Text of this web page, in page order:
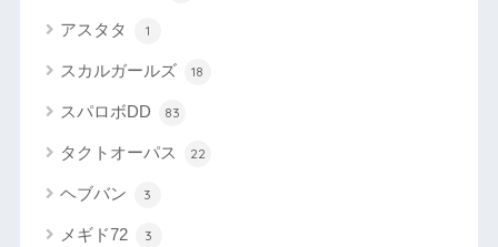
アスタタ 1
スカルガールズ 18
スパロボDD 83
タクトオーパス 22
ヘブバン 3
メギド72 3